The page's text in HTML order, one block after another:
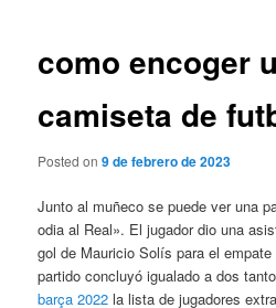
como encoger
camiseta de
Posted on9 de febrero de 2023
Junto al muñeco se puede ver una
odia al Real». El jugador dio una
gol de Mauricio Solís para el
partido concluyó igualado a dos
barça 2022 la lista de jugadores